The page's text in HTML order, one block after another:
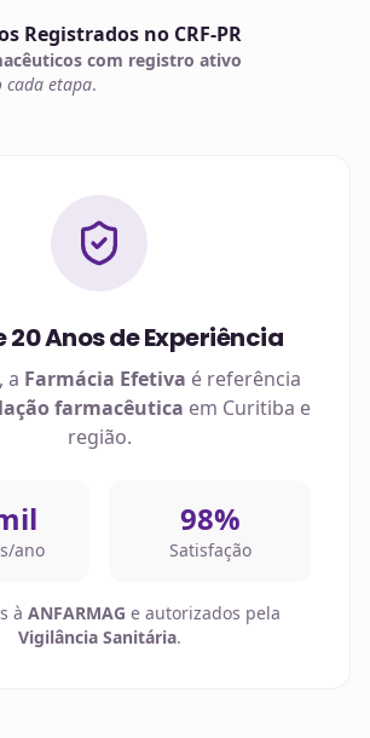
Registrados no CRF-PR
com registro ativo
cada etapa.
20 Anos de Experiência
a Farmácia Efetiva é referência
farmacêutica em Curitiba e
região.
ano
98%
Satisfação
à ANFARMAG e autorizados pela
Vigilância Sanitária.